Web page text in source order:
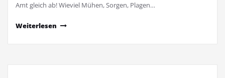
Amt gleich ab! Wieviel Mühen, Sorgen, Plagen…
Weiterlesen